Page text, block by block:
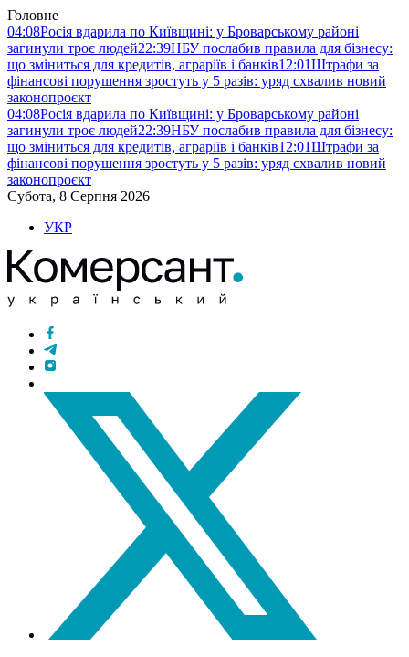
Головне
04:08Росія вдарила по Київщині: у Броварському районі
загинули троє людей22:39НБУ послабив правила для бізнесу:
що зміниться для кредитів, аграріїв і банків12:01Штрафи за
фінансові порушення зростуть у 5 разів: уряд схвалив новий
законопроєкт
04:08Росія вдарила по Київщині: у Броварському районі
загинули троє людей22:39НБУ послабив правила для бізнесу:
що зміниться для кредитів, аграріїв і банків12:01Штрафи за
фінансові порушення зростуть у 5 разів: уряд схвалив новий
законопроєкт
Субота, 8 Серпня 2026
УКР